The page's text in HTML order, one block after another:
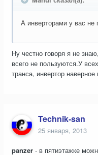
А инверторами у вас не
Ну честно говоря я не
всего не пользуются.У
транса, инвертор
Technik-san
25 января, 2013
panzer - в пятиэтажке